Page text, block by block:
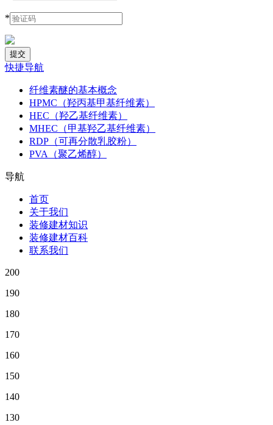
*
快捷导航
纤维素醚的基本概念
HPMC（羟丙基甲基纤维素）
HEC（羟乙基纤维素）
MHEC（甲基羟乙基纤维素）
RDP（可再分散乳胶粉）
PVA（聚乙烯醇）
导航
首页
关于我们
装修建材知识
装修建材百科
联系我们
200
190
180
170
160
150
140
130